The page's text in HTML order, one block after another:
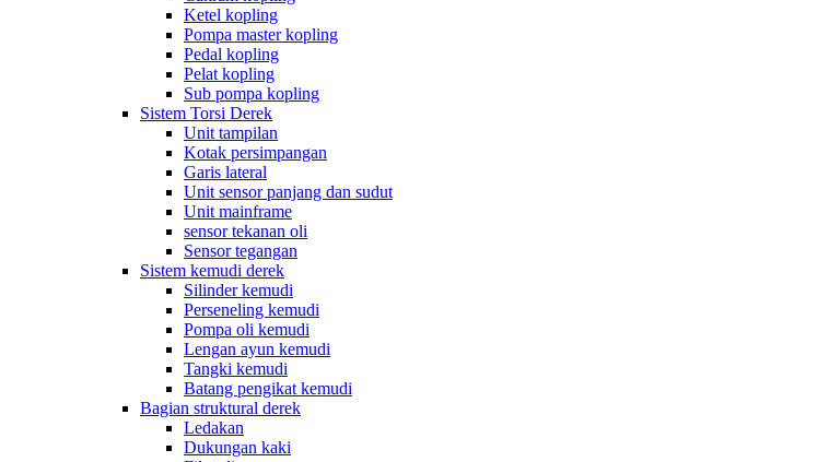
Ketel kopling
Pompa master kopling
Pedal kopling
Pelat kopling
Sub pompa kopling
Sistem Torsi Derek
Unit tampilan
Kotak persimpangan
Garis lateral
Unit sensor panjang dan sudut
Unit mainframe
sensor tekanan oli
Sensor tegangan
Sistem kemudi derek
Silinder kemudi
Perseneling kemudi
Pompa oli kemudi
Lengan ayun kemudi
Tangki kemudi
Batang pengikat kemudi
Bagian struktural derek
Ledakan
Dukungan kaki